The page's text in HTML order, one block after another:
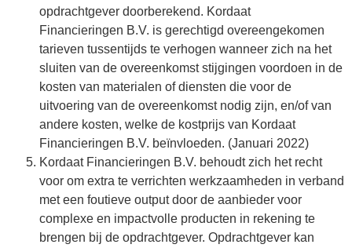
opdrachtgever doorberekend. Kordaat
Financieringen B.V. is gerechtigd overeengekomen
tarieven tussentijds te verhogen wanneer zich na het
sluiten van de overeenkomst stijgingen voordoen in de
kosten van materialen of diensten die voor de
uitvoering van de overeenkomst nodig zijn, en/of van
andere kosten, welke de kostprijs van Kordaat
Financieringen B.V. beïnvloeden. (Januari 2022)
Kordaat Financieringen B.V. behoudt zich het recht
voor om extra te verrichten werkzaamheden in verband
met een foutieve output door de aanbieder voor
complexe en impactvolle producten in rekening te
brengen bij de opdrachtgever. Opdrachtgever kan